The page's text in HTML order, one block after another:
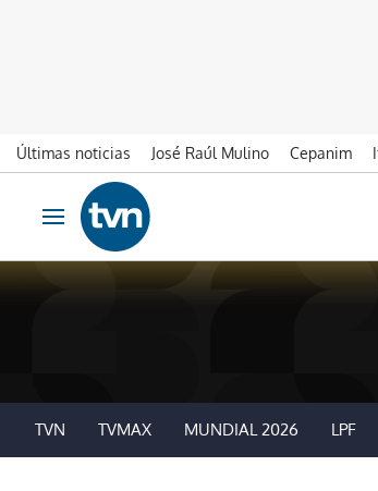
Últimas noticias José Raúl Mulino Cepanim
Ir al contenido
Obrir navegació
TVN TVMAX MUNDIAL 2026 LPF